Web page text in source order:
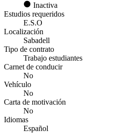
Inactiva
Estudios requeridos
E.S.O
Localización
Sabadell
Tipo de contrato
Trabajo estudiantes
Carnet de conducir
No
Vehículo
No
Carta de motivación
No
Idiomas
Español